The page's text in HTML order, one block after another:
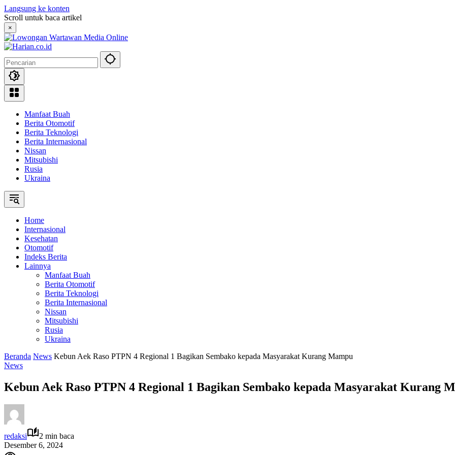
Langsung ke konten
Scroll untuk baca artikel
×
Manfaat Buah
Berita Otomotif
Berita Teknologi
Berita Internasional
Nissan
Mitsubishi
Rusia
Ukraina
Home
Internasional
Kesehatan
Otomotif
Indeks Berita
Lainnya
Manfaat Buah
Berita Otomotif
Berita Teknologi
Berita Internasional
Nissan
Mitsubishi
Rusia
Ukraina
Beranda News Kebun Aek Raso PTPN 4 Regional 1 Bagikan Sembako kepada Masyarakat Kurang Mampu
News
Kebun Aek Raso PTPN 4 Regional 1 Bagikan Sembako kepada Masyarakat Kurang
redaksi
2 min baca
Desember 6, 2024